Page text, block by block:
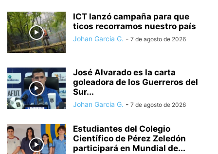
ICT lanzó campaña para que
ticos recorramos nuestro país
Johan Garcia G. - 7 de agosto de 2026
José Alvarado es la carta
goleadora de los Guerreros del
Sur...
Johan Garcia G. - 7 de agosto de 2026
Estudiantes del Colegio
Científico de Pérez Zeledón
participará en Mundial de...